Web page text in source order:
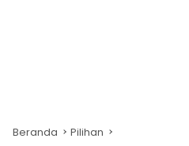
Beranda Pilihan